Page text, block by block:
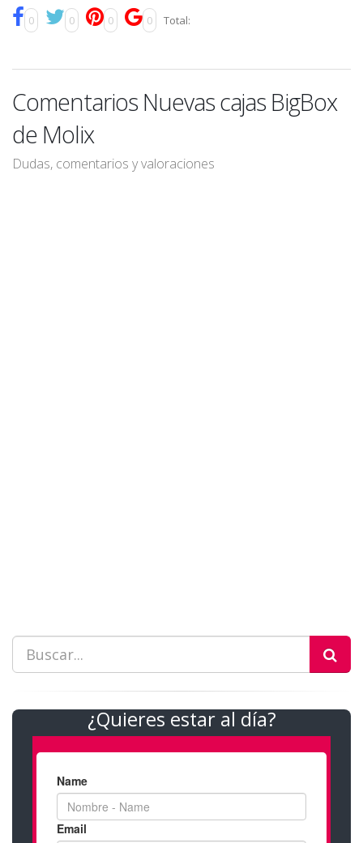
0 0 0 0 Total:
Comentarios Nuevas cajas BigBox
de Molix
Dudas, comentarios y valoraciones
¿Quieres estar al día?